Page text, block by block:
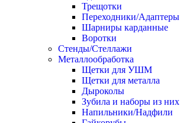
Трещотки
Переходники/Адаптеры
Шарниры карданные
Воротки
Стенды/Стеллажи
Металлообработка
Щетки для УШМ
Щетки для металла
Дыроколы
Зубила и наборы из них
Напильники/Надфили